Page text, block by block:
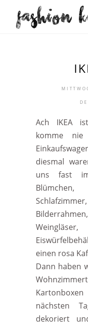
Ach IKEA
komme
diesmal
uns fast
einen rosa
Dann haben
nächsten
dekoriert